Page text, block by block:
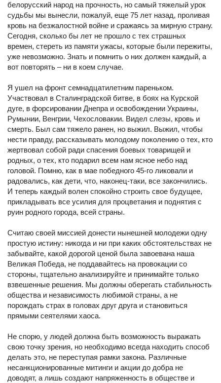
белорусский народ на прочность, но самый тяжелый урок
судьбы мы вынесли, пожалуй, еще 75 лет назад, проливая
кровь на безжалостной войне и сражаясь за мирную страну.
Сегодня, сколько бы лет не прошло с тех страшных
времен, стереть из памяти ужасы, которые были пережиты,
уже невозможно. Знать и помнить о них должен каждый, а
вот повторять – ни в коем случае.
Я ушел на фронт семнадцатилетним пареньком.
Участвовал в Сталинградской битве, в боях на Курской
дуге, в форсировании Днепра и освобождении Украины,
Румынии, Венгрии, Чехословакии. Видел слезы, кровь и
смерть. Был сам тяжело ранен, но выжил. Выжил, чтобы
нести правду, рассказывать молодому поколению о тех, кто
жертвовал собой ради спасения боевых товарищей и
родных, о тех, кто подарил всем нам ясное небо над
головой. Помню, как в мае победного 45-го ликовали и
радовались, как дети, что, наконец-таки, все закончились.
И теперь каждый волен спокойно строить свое будущее,
прикладывать все усилия для процветания и поднятия с
руин родного города, всей страны.
Считаю своей миссией донести нынешней молодежи одну
простую истину: никогда и ни при каких обстоятельствах не
забывайте, какой дорогой ценой была завоевана наша
Великая Победа, не поддавайтесь на провокации со
стороны, тщательно анализируйте и принимайте только
взвешенные решения. Мы должны оберегать стабильность
общества и независимость любимой страны, а не
порождать страх в головах друг друга и становиться
прямыми сеятелями хаоса.
Не спорю, у людей должна быть возможность выражать
свою точку зрения, но необходимо всегда находить способ
делать это, не переступая рамки закона. Различные
несанкционированные митинги и акции до добра не
доводят, а лишь создают напряженность в обществе и